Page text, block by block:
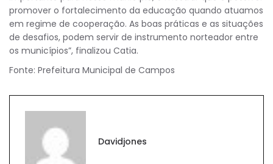
promover o fortalecimento da educação quando atuamos
em regime de cooperação. As boas práticas e as situações
de desafios, podem servir de instrumento norteador entre
os municípios”, finalizou Catia.
Fonte: Prefeitura Municipal de Campos
Davidjones